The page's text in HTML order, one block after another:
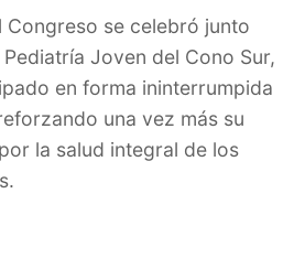
Congreso se celebró junto
Joven del Cono Sur,
en forma ininterrumpida
una vez más su
la salud integral de los